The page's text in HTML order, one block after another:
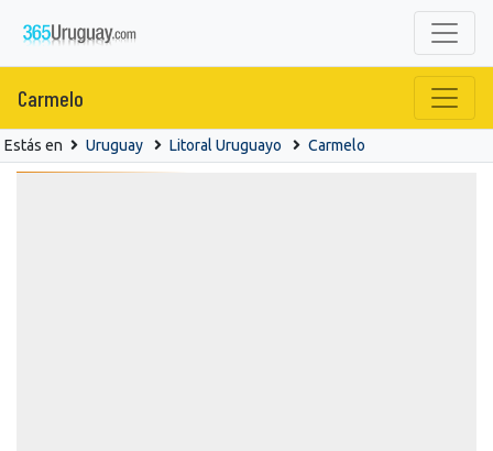
Carmelo
Estás en Uruguay Litoral Uruguayo Carmelo